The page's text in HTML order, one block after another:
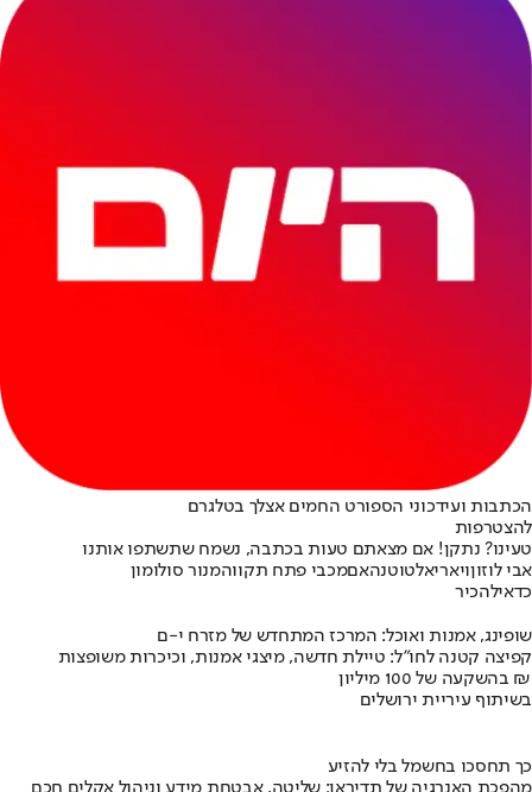
הכתבות ועידכוני הספורט החמים אצלך בטלגרם
להצטרפות
טעינו? נתקן! אם מצאתם טעות בכתבה, נשמח שתשתפו אותנו
אבי לוזוןויאריאלטוטנהאםמכבי פתח תקווהמנור סולומון
כדאילהכיר
שופינג, אמנות ואוכל: המרכז המתחדש של מזרח י-ם
קפיצה קטנה לחו"ל: טיילת חדשה, מיצגי אמנות, וכיכרות משופצות
בהשקעה של 100 מיליון ₪
בשיתוף עיריית ירושלים
כך תחסכו בחשמל בלי להזיע